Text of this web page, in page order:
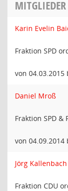
MITGLIEDER
Karin Evelin
Fraktion SPD
von 04.03.2015
Daniel Mroß
Fraktion SPD &
von 04.09.2014
Jörg Kallenbach
Fraktion CDU